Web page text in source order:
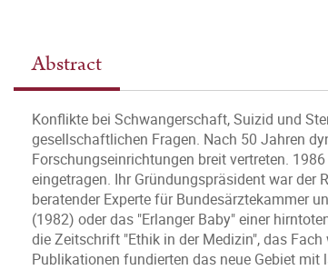
Abstract
Konflikte bei Schwangerschaft, Suizid und
gesellschaftlichen Fragen. Nach 50 Jahren
Forschungseinrichtungen breit vertreten.
eingetragen. Ihr Gründungspräsident war der
beratender Experte für Bundesärztekammer
(1982) oder das "Erlanger Baby" einer
die Zeitschrift "Ethik in der Medizin", das
Publikationen fundierten das neue Gebiet